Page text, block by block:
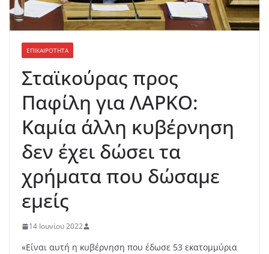
ΕΠΙΚΑΙΡΟΤΗΤΑ
Σταϊκούρας προς
Παφίλη για ΛΑΡΚΟ:
Καμία άλλη κυβέρνηση
δεν έχει δώσει τα
χρήματα που δώσαμε
εμείς
14 Ιουνίου 2022
«Είναι αυτή η κυβέρνηση που έδωσε 53 εκατομμύρια